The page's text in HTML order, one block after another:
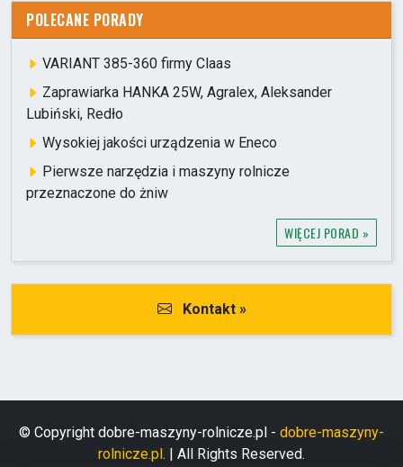
POLECANE PORADY
VARIANT 385-360 firmy Claas
Zaprawiarka HANKA 25W, Agralex, Aleksander
Lubiński, Redło
Wysokiej jakości urządzenia w Eneco
Pierwsze narzędzia i maszyny rolnicze
przeznaczone do żniw
WIĘCEJ PORAD »
Kontakt »
© Copyright dobre-maszyny-rolnicze.pl - dobre-maszyny-
rolnicze.pl. | All Rights Reserved.